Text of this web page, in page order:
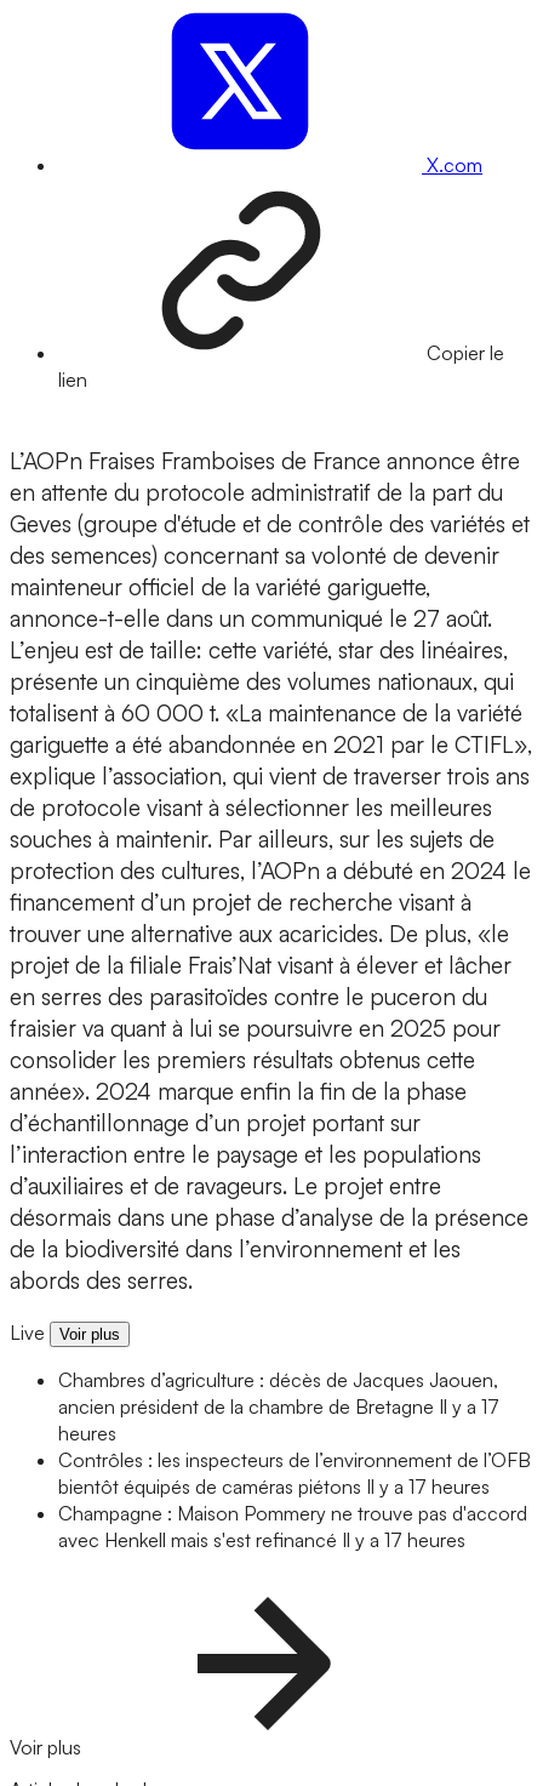
X.com
Copier le
lien
L’AOPn Fraises Framboises de France annonce être
en attente du protocole administratif de la part du
Geves (groupe d'étude et de contrôle des variétés et
des semences) concernant sa volonté de devenir
mainteneur officiel de la variété gariguette,
annonce-t-elle dans un communiqué le 27 août.
L’enjeu est de taille: cette variété, star des linéaires,
présente un cinquième des volumes nationaux, qui
totalisent à 60 000 t. «La maintenance de la variété
gariguette a été abandonnée en 2021 par le CTIFL»,
explique l’association, qui vient de traverser trois ans
de protocole visant à sélectionner les meilleures
souches à maintenir. Par ailleurs, sur les sujets de
protection des cultures, l’AOPn a débuté en 2024 le
financement d’un projet de recherche visant à
trouver une alternative aux acaricides. De plus, «le
projet de la filiale Frais’Nat visant à élever et lâcher
en serres des parasitoïdes contre le puceron du
fraisier va quant à lui se poursuivre en 2025 pour
consolider les premiers résultats obtenus cette
année». 2024 marque enfin la fin de la phase
d’échantillonnage d’un projet portant sur
l’interaction entre le paysage et les populations
d’auxiliaires et de ravageurs. Le projet entre
désormais dans une phase d’analyse de la présence
de la biodiversité dans l’environnement et les
abords des serres.
Live Voir plus
Chambres d’agriculture : décès de Jacques Jaouen,
ancien président de la chambre de Bretagne Il y a 17
heures
Contrôles : les inspecteurs de l’environnement de l’OFB
bientôt équipés de caméras piétons Il y a 17 heures
Champagne : Maison Pommery ne trouve pas d'accord
avec Henkell mais s'est refinancé Il y a 17 heures
Voir plus